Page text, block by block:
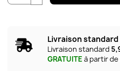
Livraison standard
Livraison standard
GRATUITE à partir de